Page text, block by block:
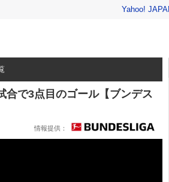
Yahoo!
合で3点目のゴール【ブンデス